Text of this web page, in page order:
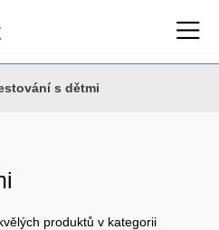
s dětmi
produktů v kategorii